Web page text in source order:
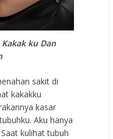
ku Dan
sakit di
kakakku
kasar
Aku hanya
kulihat tubuh